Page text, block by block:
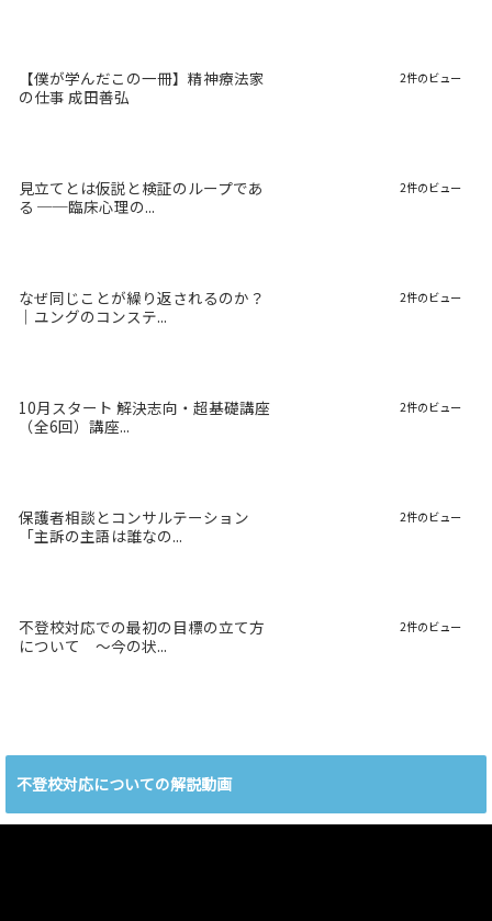
【僕が学んだこの一冊】精神療法家
の仕事 成田善弘
2件のビュー
見立てとは仮説と検証のループであ
る ──臨床心理の...
2件のビュー
なぜ同じことが繰り返されるのか？
｜ユングのコンステ...
2件のビュー
10月スタート 解決志向・超基礎講座
（全6回）講座...
2件のビュー
保護者相談とコンサルテーション
「主訴の主語は誰なの...
2件のビュー
不登校対応での最初の目標の立て方
について 〜今の状...
2件のビュー
不登校対応についての解説動画